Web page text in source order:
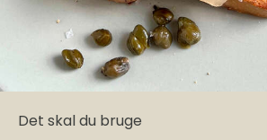
Det skal du bruge